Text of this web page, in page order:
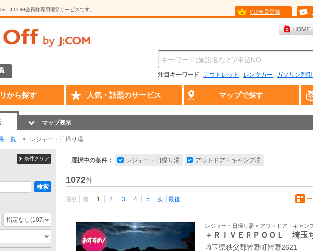
J:COM会員様専用優待サービスです。 VIP会員登録
注目キーワード アウトレット レンタカー ガソリン割引
から探す 人気・話題のサービス マップで探す
マップ表示
一覧 レジャー・日帰り湯
選択中の条件： レジャー・日帰り湯 アウトドア・キャンプ場
1072件
最初 前 1 2 3 4 5 次 最後
レジャー・日帰り湯 > アウトドア・キャン
＋ＲＩＶＥＲＰＯＯＬ 埼玉
埼玉県秩父郡皆野町皆野2621
条件クリア
検索
指定なし(1072)